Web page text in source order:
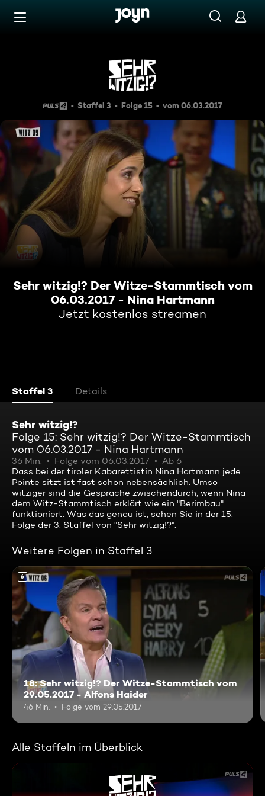
Zum Inhalt springen
Sehr witzig!? Der Witze-
Staffel 3 Folge 15 vom 06.03.2017
Sehr witzig!? Der Witze-Stammtisch vom
06.03.2017 - Nina Hartmann
Jetzt kostenlos streamen
Staffel 3 Details
Sehr witzig!?
Folge 15: Sehr witzig!? Der Witze-Stammtisch
vom 06.03.2017 - Nina Hartmann
36 Min. Folge vom 06.03.2017
Ab 6
Dass bei der tiroler Kabarettistin Nina Hartmann jede
Pointe sitzt ist fast schon nebensächlich. Umso
witziger sind die Gespräche zwischendurch, wenn Nina
dem Witz-Stammtisch erklärt wie ein "Berimbau"
funktioniert. Was das genau ist, sehen Sie in der 15.
Folge der 3. Staffel von "Sehr witzig!?".
Weitere Folgen in Staffel 3
6
18: Sehr witzig!? Der Witze-Stammtisch vom
29.05.2017 - Alfons Haider
46 Min. Folge vom 29.05.2017
Alle Staffeln im Überblick